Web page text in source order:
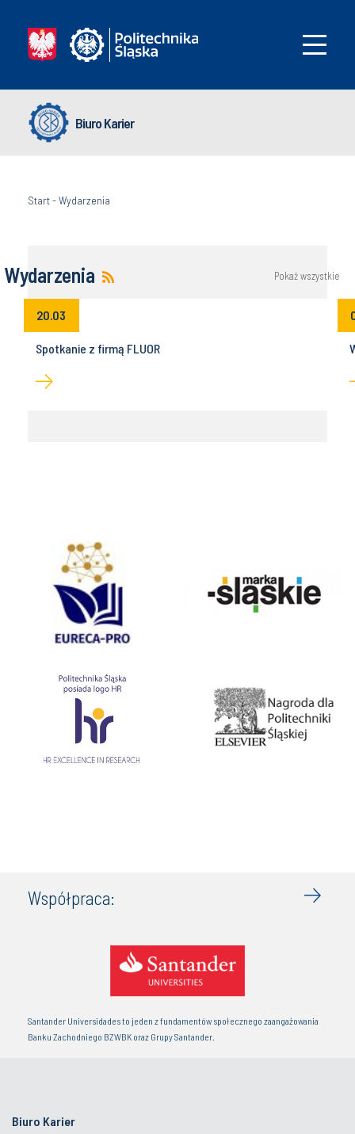
Biuro Karier
Start-Wydarzenia
Wydarzenia Pokaż wszystkie
20.03
Spotkanie z firmą FLUOR
Współpraca:
Santander Universidades to jeden z fundamentów społecznego zaangażowania
Banku Zachodniego BZWBK oraz Grupy Santander.
Biuro Karier